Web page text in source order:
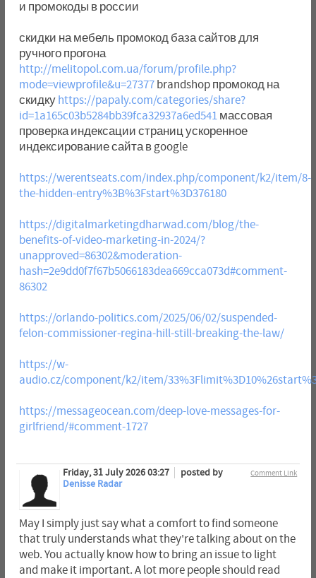
и промокоды в россии
скидки на мебель промокод база сайтов для
ручного прогона
http://melitopol.com.ua/forum/profile.php?
mode=viewprofile&u=27377brandshop промокод на
скидку https://papaly.com/categories/share?
id=1a165c03b5284bb39fca32937a6ed541массовая
проверка индексации страниц ускоренное
индексирование сайта в google
https://werentseats.com/index.php/component/k2/item/8-
the-hidden-entry%3B%3Fstart%3D376180
https://digitalmarketingdharwad.com/blog/the-
benefits-of-video-marketing-in-2024/?
unapproved=86302&moderation-
hash=2e9dd0f7f67b5066183dea669cca073d#comment-
86302
https://orlando-politics.com/2025/06/02/suspended-
felon-commissioner-regina-hill-still-breaking-the-law/
https://w-
audio.cz/component/k2/item/
https://messageocean.com/deep-love-messages-for-
girlfriend/#comment-1727
Comment Link
Friday, 31 July 2026 03:27
posted by
Denisse Radar
May I simply just say what a comfort to find someone
that truly understands what they're talking about on the
web. You actually know how to bring an issue to light
and make it important. A lot more people should read